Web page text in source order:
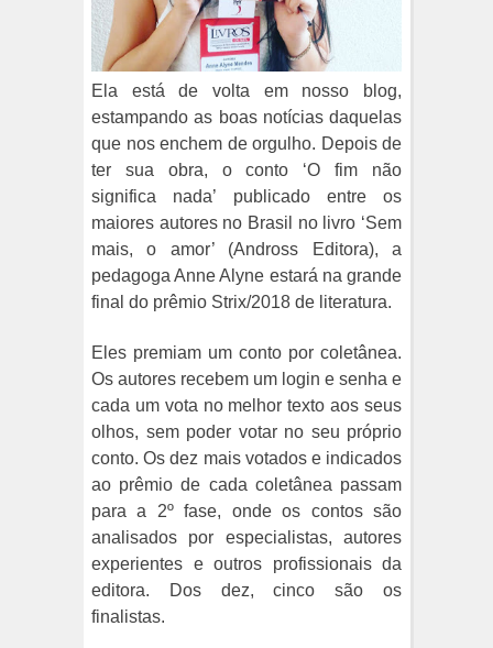
Ela está de volta em nosso blog,
estampando as boas notícias daquelas
que nos enchem de orgulho. Depois de
ter sua obra, o conto ‘O fim não
significa nada’ publicado entre os
maiores autores no Brasil no livro ‘Sem
mais, o amor’ (Andross Editora), a
pedagoga Anne Alyne estará na grande
final do prêmio Strix/2018 de literatura.
Eles premiam um conto por coletânea.
Os autores recebem um login e senha e
cada um vota no melhor texto aos seus
olhos, sem poder votar no seu próprio
conto. Os dez mais votados e indicados
ao prêmio de cada coletânea passam
para a 2º fase, onde os contos são
analisados por especialistas, autores
experientes e outros profissionais da
editora. Dos dez, cinco são os
finalistas.